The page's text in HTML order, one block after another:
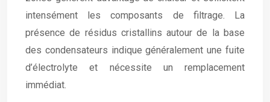
intensément les composants de filtrage. La
présence de résidus cristallins autour de la base
des condensateurs indique généralement une fuite
d’électrolyte et nécessite un remplacement
immédiat.